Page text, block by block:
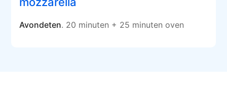
Avondeten. 20 minuten + 25 minuten oven